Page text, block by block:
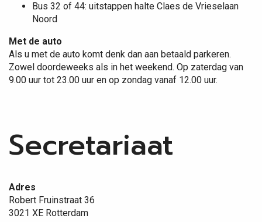
23 aug 11:00
Mgr. Van den Hende
Eucharistieviering
30 aug 11:00
Plebaan M. Hagen
21e zondag door het jaar
Bus 32 of 44: uitstappen halte Claes de Vrieselaan
Noord
Met de auto
Als u met de auto komt denk dan aan betaald parkeren.
Zowel doordeweeks als in het weekend. Op zaterdag van
9.00 uur tot 23.00 uur en op zondag vanaf 12.00 uur.
Secretariaat
Adres
Robert Fruinstraat 36
3021 XE Rotterdam